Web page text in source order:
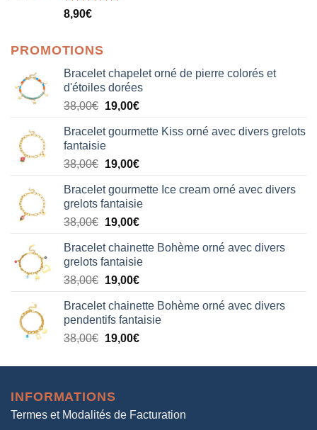
Note5.00
sur 5
8,90€
PROMOTIONS
Bracelet chapelet orné de pierre colorés et
d'étoiles dorées
38,00€ Le
initial
était :
38,00€.
19,00€Le
actuel
19,00€.
Bracelet gourmette Kiss orné avec divers grelots
fantaisie
38,00€ Le
initial
était :
38,00€.
19,00€Le
actuel
est :
19,00€.
Bracelet gourmette Ice cream orné avec divers
grelots fantaisie
38,00€ Le
initial
était :
38,00€.
19,00€Le
actuel
est :
19,00€.
Bracelet chainette Bohème orné avec divers
grelots fantaisie
38,00€ Le
initial
était :
38,00€.
19,00€Le
actuel
est :
19,00€.
Bracelet chainette Bohème orné avec divers
pendentifs fantaisie
38,00€ Le
initial
38,00€.
19,00€Le
actuel
INFORMATIONS
Termes et Modalités de Facturation